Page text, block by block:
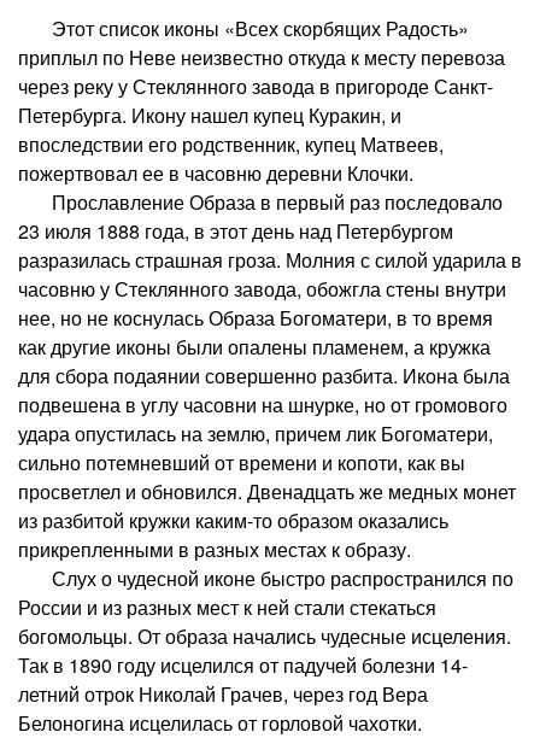
Этот список иконы «Всех скорбящих Радость»
приплыл по Неве неизвестно откуда к месту перевоза
через реку у Стеклянного завода в пригороде Санкт-
Петербурга. Икону нашел купец Куракин, и
впоследствии его родственник, купец Матвеев,
пожертвовал ее в часовню деревни Клочки.
Прославление Образа в первый раз последовало
23 июля 1888 года, в этот день над Петербургом
разразилась страшная гроза. Молния с силой ударила в
часовню у Стеклянного завода, обожгла стены внутри
нее, но не коснулась Образа Богоматери, в то время
как другие иконы были опалены пламенем, а кружка
для сбора подаянии совершенно разбита. Икона была
подвешена в углу часовни на шнурке, но от громового
удара опустилась на землю, причем лик Богоматери,
сильно потемневший от времени и копоти, как вы
просветлел и обновился. Двенадцать же медных монет
из разбитой кружки каким-то образом оказались
прикрепленными в разных местах к образу.
Слух о чудесной иконе быстро распространился по
России и из разных мест к ней стали стекаться
богомольцы. От образа начались чудесные исцеления.
Так в 1890 году исцелился от падучей болезни 14-
летний отрок Николай Грачев, через год Вера
Белоногина исцелилась от горловой чахотки.